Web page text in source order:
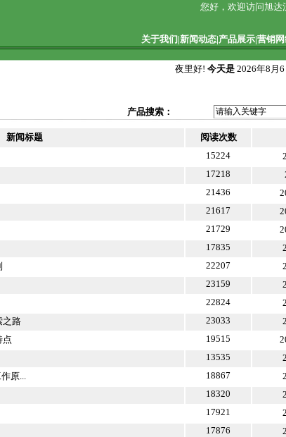
您好，欢迎访问旭达
关于我们|新闻动态|产品展示|营销
夜里好! 今天是 2026年8月
产品搜索：
新闻标题 阅读次数
15224
17218
21436
21617
21729
17835
22207
23159
22824
之路 23033
点 19515
13535
原... 18867
18320
17921
17876